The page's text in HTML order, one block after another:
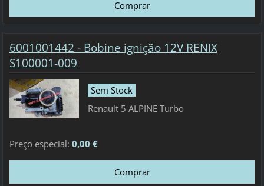
6001001442 - Bobine ignição 12V RENIX
S100001-009
Sem Stock
Renault 5 ALPINE Turbo
Preço especial: 0,00 €